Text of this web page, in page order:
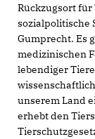
Rückzugsort für
sozialpolitische
Gumprecht. Es
medizinischen
lebendiger
unserem Land
erhebt den